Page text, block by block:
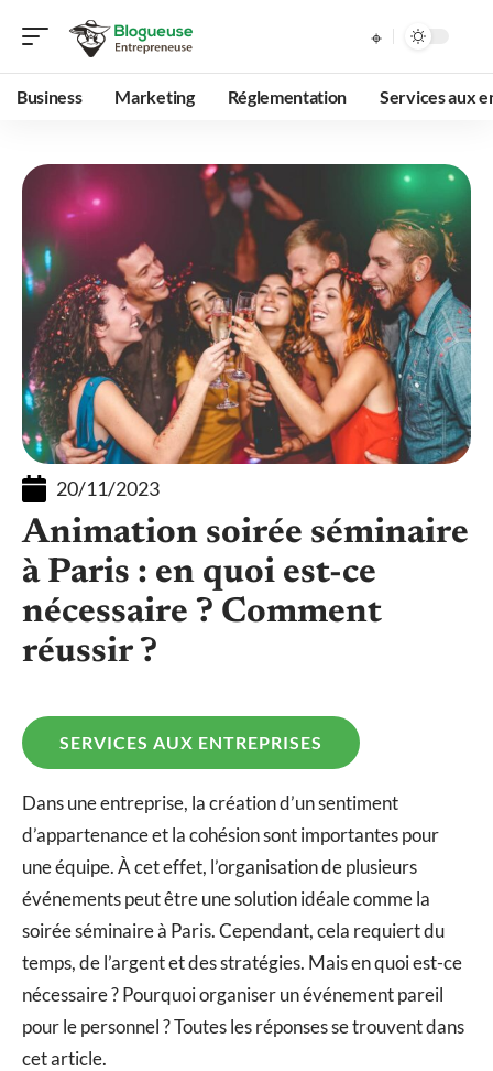
Business Marketing Réglementation Services aux
20/11/2023
Animation soirée séminaire
à Paris : en quoi est-ce
nécessaire ? Comment
réussir ?
SERVICES AUX ENTREPRISES
Dans une entreprise, la création d’un sentiment
d’appartenance et la cohésion sont importantes pour
une équipe. À cet effet, l’organisation de plusieurs
événements peut être une solution idéale comme la
soirée séminaire à Paris. Cependant, cela requiert du
temps, de l’argent et des stratégies. Mais en quoi est-ce
nécessaire ? Pourquoi organiser un événement pareil
pour le personnel ? Toutes les réponses se trouvent dans
cet article.